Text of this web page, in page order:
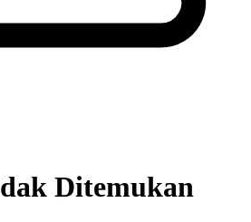
Ditemukan